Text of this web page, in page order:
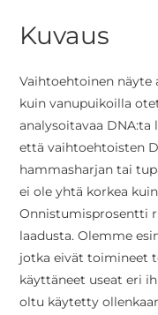
Kuvaus
Vaihtoehtoinen
kuin vanupuikoilla
analysoitavaa
että vaihtoehtoisten
hammasharjan tai
ei ole yhtä korkea
Onnistumisprosentti
laadusta. Olemme
jotka eivät toimineet
käyttäneet useat eri
oltu käytetty